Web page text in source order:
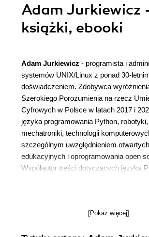
Adam Jurkiewicz
książki, ebooki
Adam Jurkiewicz - programista i
systemów UNIX/Linux z ponad 30-
doświadczeniem. Zdobywca
Szerokiego Porozumienia na rzecz
Cyfrowych w Polsce w latach 2017 i
języka programowania Python, robotyki,
mechatroniki, technologii
szczególnym uwzględnieniem
edukacyjnych i oprogramowania open
Współautor treści dotyczących języka
podręcznikach do kształcenia ogólnego
Enigma. Poznaj zagadkę Enigmy,
[Pokaż więcej]